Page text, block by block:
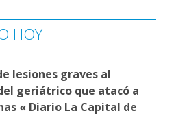
HOY
lesiones graves al
geriátrico que atacó a
« Diario La Capital de